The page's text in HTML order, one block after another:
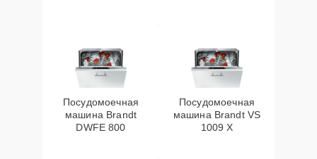
Посудомоечная
машина Brandt
DWFE 800
Посудомоечная
машина Brandt VS
1009 X